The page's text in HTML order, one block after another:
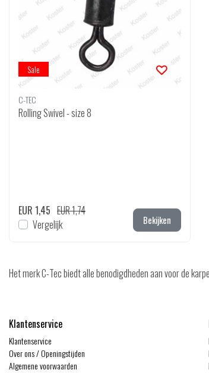
Sale
C-TEC
Rolling Swivel - size 8
EUR 1,45 EUR 1,74
Vergelijk
Bekijken
Het merk C-Tec biedt alle benodigdheden aan voor de
Klantenservice
Klantenservice
Over ons / Openingstijden
Algemene voorwaarden